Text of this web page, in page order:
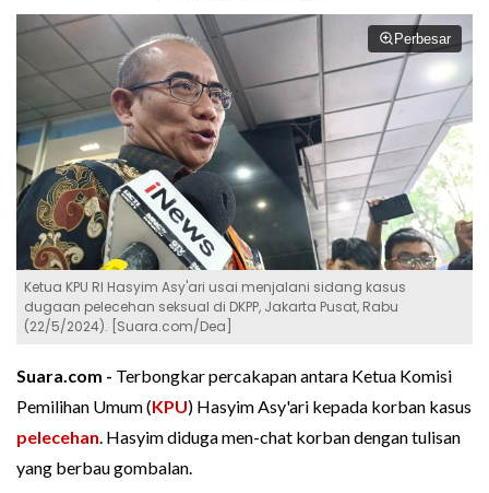
Perbesar
Ketua KPU RI Hasyim Asy'ari usai menjalani sidang kasus
dugaan pelecehan seksual di DKPP, Jakarta Pusat, Rabu
(22/5/2024). [Suara.com/Dea]
Suara.com - Terbongkar percakapan antara Ketua Komisi
Pemilihan Umum (KPU) Hasyim Asy'ari kepada korban kasus
pelecehan. Hasyim diduga men-chat korban dengan tulisan
yang berbau gombalan.